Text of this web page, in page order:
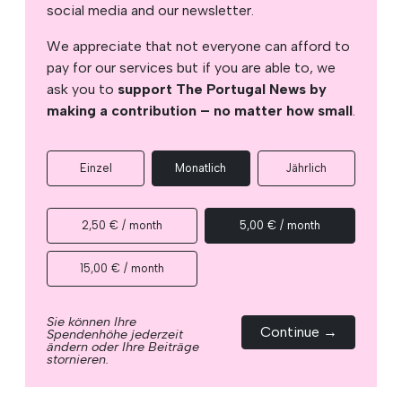
social media and our newsletter.
We appreciate that not everyone can afford to
pay for our services but if you are able to, we
ask you to support The Portugal News by
making a contribution – no matter how small.
Einzel Monatlich Jährlich
2,50 € / month 5,00 € / month
15,00 € / month
Sie können Ihre
Spendenhöhe jederzeit
ändern oder Ihre Beiträge
stornieren.
Continue →